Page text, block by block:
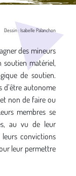
Dessin : Isabelle Palanchon
des mineurs
soutien matériel,
de soutien.
autonome
non de faire ou
membres se
au vu de leur
leurs convictions
leur permettre